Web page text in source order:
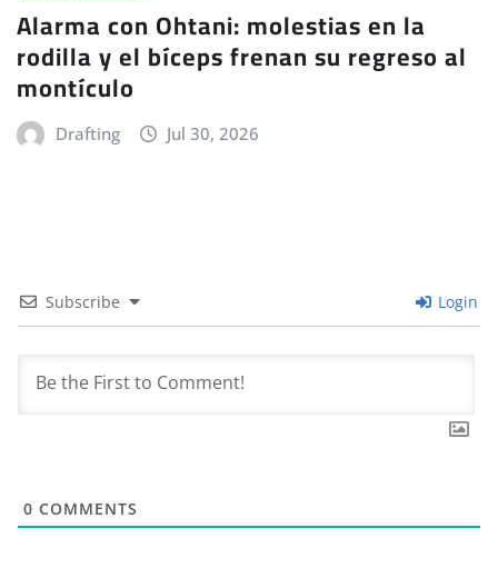
Alarma con Ohtani: molestias en la
rodilla y el bíceps frenan su regreso al
montículo
Drafting Jul 30, 2026
Subscribe Login
0 COMMENTS